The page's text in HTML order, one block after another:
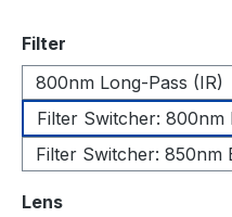
Select
Filter
800nm Long-Pass (IR)
Filter Switcher: 800nm
Filter Switcher: 850nm
Select
Lens